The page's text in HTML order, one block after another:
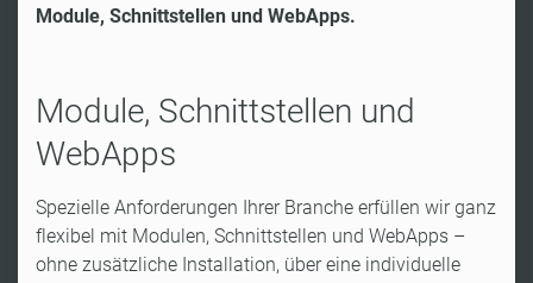
Module, Schnittstellen und WebApps.
Module, Schnittstellen und
WebApps
Spezielle Anforderungen Ihrer Branche erfüllen wir ganz
flexibel mit Modulen, Schnittstellen und WebApps –
ohne zusätzliche Installation, über eine individuelle